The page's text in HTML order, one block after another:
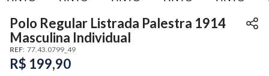
Polo Regular Listrada Palestra 1914
Masculina Individual
REF: 77.43.0799_49
R$ 199,90